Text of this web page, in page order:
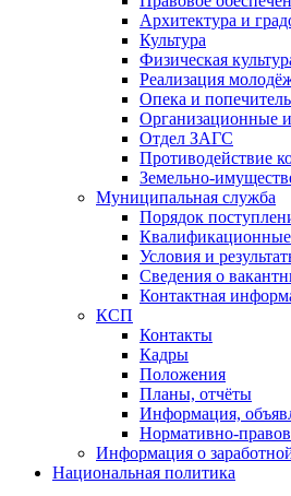
Архитектура и
Культура
Физическая
Реализация
Опека и
Организационные
Отдел ЗАГС
Противодействие
Земельно-
Муниципальная служба
Порядок
Квалификационные
Условия и
Сведения о
Контактная
КСП
Контакты
Кадры
Положения
Планы, отчёты
Информация,
Нормативно-
Информация о
Национальная политика